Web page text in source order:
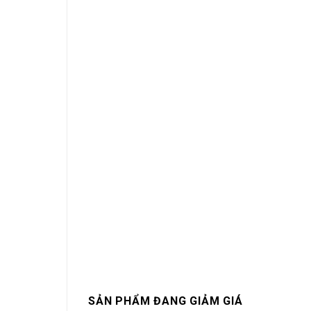
SẢN PHẨM ĐANG GIẢM GIÁ